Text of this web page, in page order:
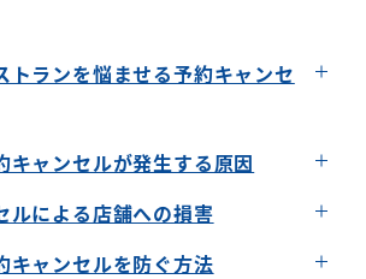
トランを悩ませる予約キャンセ
ルの現状
スも
キャンセルが発生する原因
ルによる店舗への損害
キャンセルを防ぐ方法